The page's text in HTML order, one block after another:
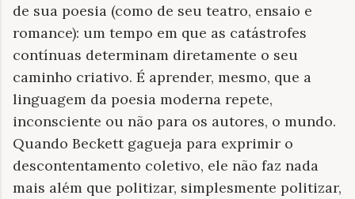
de sua poesia (como de seu teatro, ensaio e
romance): um tempo em que as catástrofes
contínuas determinam diretamente o seu
caminho criativo. É aprender, mesmo, que a
linguagem da poesia moderna repete,
inconsciente ou não para os autores, o mundo.
Quando Beckett gagueja para exprimir o
descontentamento coletivo, ele não faz nada
mais além que politizar, simplesmente politizar,